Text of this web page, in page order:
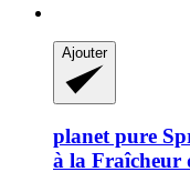
Ajouter
planet pure
à la Fraîcheur